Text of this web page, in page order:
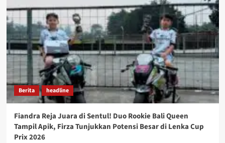
Berita headline
Fiandra Reja Juara di Sentul! Duo Rookie Bali Queen
Tampil Apik, Firza Tunjukkan Potensi Besar di Lenka Cup
Prix 2026